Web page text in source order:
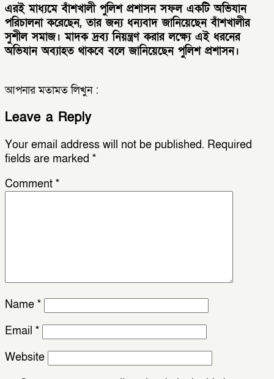
এরই মাধ্যমে বাঁশখালী পুলিশ প্রশাসন সফল একটি অভিযান
পরিচালনা করেছেন, তার জন্য ধন্যবাদ জানিয়েছেন বাঁশখালীর
সুশীল সমাজ। মাদক দ্রব্য নিয়ন্ত্রণ করার লক্ষ্যে এই ধরনের
অভিযান অব্যাহত থাকবে বলে জানিয়েছেন পুলিশ প্রশাসন।
আপনার মতামত লিখুন :
Leave a Reply
Your email address will not be published. Required
fields are marked *
Comment *
Name *
Email *
Website